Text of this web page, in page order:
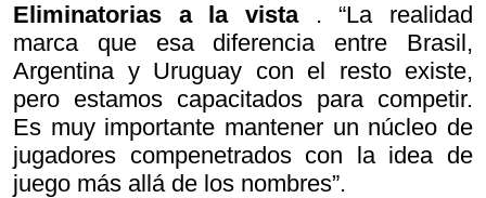
Eliminatorias a la vista. “La realidad
marca que esa diferencia entre Brasil,
Argentina y Uruguay con el resto existe,
pero estamos capacitados para competir.
Es muy importante mantener un núcleo de
jugadores compenetrados con la idea de
juego más allá de los nombres”.